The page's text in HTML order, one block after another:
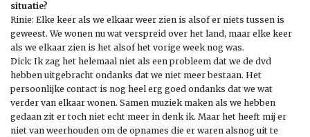
situatie?
Rinie: Elke keer als we elkaar weer zien is alsof er niets tussen is
geweest. We wonen nu wat verspreid over het land, maar elke keer
als we elkaar zien is het alsof het vorige week nog was.
Dick: Ik zag het helemaal niet als een probleem dat we de dvd
hebben uitgebracht ondanks dat we niet meer bestaan. Het
persoonlijke contact is nog heel erg goed ondanks dat we wat
verder van elkaar wonen. Samen muziek maken als we hebben
gedaan zit er toch niet echt meer in denk ik. Maar het heeft mij er
niet van weerhouden om de opnames die er waren alsnog uit te